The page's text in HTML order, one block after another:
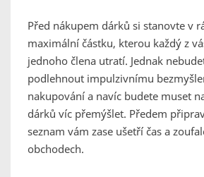
Před nákupem dárků si stanovte v
maximální částku, kterou každý z
jednoho člena utratí. Jednak
podlehnout impulzivnímu
nakupování a navíc budete muset
dárků víc přemýšlet. Předem
seznam vám zase ušetří čas a
obchodech.